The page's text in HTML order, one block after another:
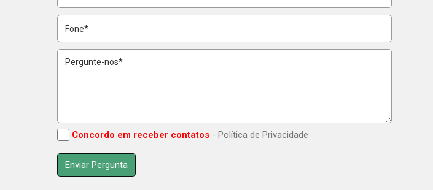
Concordo em receber contatos - Política de Privacidade